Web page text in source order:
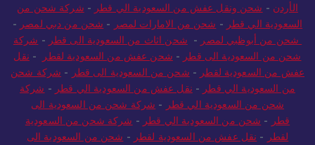
الأردن - شحن ونقل عفش من السعودية الي قطر - شركة شحن من
السعودية الي قطر - شحن من الامارات لمصر - شحن من دبي لمصر -
شحن من أبوظبي لمصر - شحن اثاث من السعودية الى قطر - شركة
شحن من السعودية الى قطر - شحن عفش من السعودية لقطر - نقل
عفش من السعودية لقطر - شحن من السعودية الى قطر - شركة شحن
من السعودية الي قطر - نقل عفش من السعودية الي قطر - شركة
شحن من السعودية الي قطر - شركة شحن من السعودية الى
قطر - شحن من السعودية الي قطر - شركة شحن من السعودية
لقطر - نقل عفش من السعودية لقطر - شحن من السعودية الى